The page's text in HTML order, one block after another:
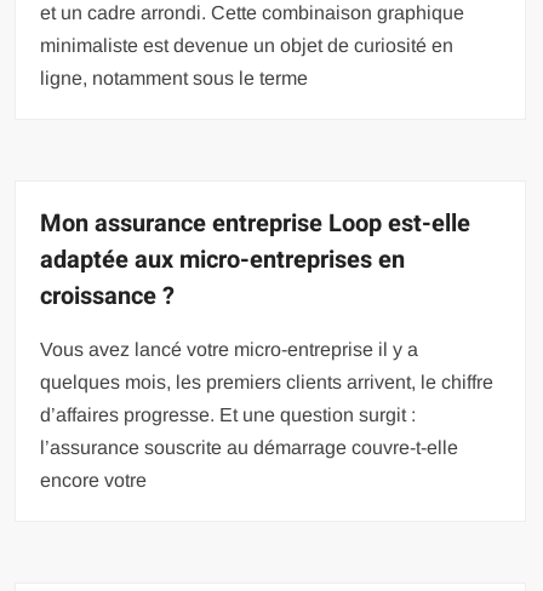
et un cadre arrondi. Cette combinaison graphique
minimaliste est devenue un objet de curiosité en
ligne, notamment sous le terme
Mon assurance entreprise Loop est-elle
adaptée aux micro-entreprises en
croissance ?
Vous avez lancé votre micro-entreprise il y a
quelques mois, les premiers clients arrivent, le chiffre
d’affaires progresse. Et une question surgit :
l’assurance souscrite au démarrage couvre-t-elle
encore votre